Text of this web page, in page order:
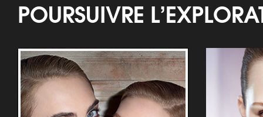
POURSUIVRE